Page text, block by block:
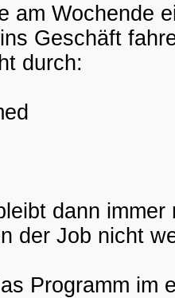
am Wochende
Geschäft
durch:
dann
der Job nicht
Programm im